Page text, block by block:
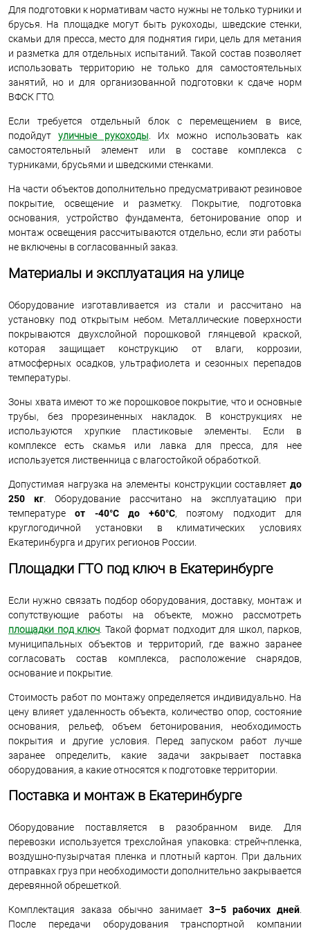
Для подготовки к нормативам часто нужны не только турники и
брусья. На площадке могут быть рукоходы, шведские стенки,
скамьи для пресса, место для поднятия гири, цель для метания
и разметка для отдельных испытаний. Такой состав позволяет
использовать территорию не только для самостоятельных
занятий, но и для организованной подготовки к сдаче норм
ВФСК ГТО.
Если требуется отдельный блок с перемещением в висе,
подойдутуличные рукоходы. Их можно использовать как
самостоятельный элемент или в составе комплекса с
турниками, брусьями и шведскими стенками.
На части объектов дополнительно предусматривают резиновое
покрытие, освещение и разметку. Покрытие, подготовка
основания, устройство фундамента, бетонирование опор и
монтаж освещения рассчитываются отдельно, если эти работы
не включены в согласованный заказ.
Материалы и эксплуатация на улице
Оборудование изготавливается из стали и рассчитано на
установку под открытым небом. Металлические поверхности
покрываются двухслойной порошковой глянцевой краской,
которая защищает конструкцию от влаги, коррозии,
атмосферных осадков, ультрафиолета и сезонных перепадов
температуры.
Зоны хвата имеют то же порошковое покрытие, что и основные
трубы, без прорезиненных накладок. В конструкциях не
используются хрупкие пластиковые элементы. Если в
комплексе есть скамья или лавка для пресса, для нее
используется лиственница с влагостойкой обработкой.
Допустимая нагрузка на элементы конструкции составляет до
250 кг . Оборудование рассчитано на эксплуатацию при
температуреот -40°C до +60°C, поэтому подходит для
круглогодичной установки в климатических условиях
Екатеринбурга и других регионов России.
Площадки ГТО под ключ в Екатеринбурге
Если нужно связать подбор оборудования, доставку, монтаж и
сопутствующие работы на объекте, можно рассмотреть
площадки под ключ . Такой формат подходит для школ, парков,
муниципальных объектов и территорий, где важно заранее
согласовать состав комплекса, расположение снарядов,
основание и покрытие.
Стоимость работ по монтажу определяется индивидуально. На
цену влияет удаленность объекта, количество опор, состояние
основания, рельеф, объем бетонирования, необходимость
покрытия и другие условия. Перед запуском работ лучше
заранее определить, какие задачи закрывает поставка
оборудования, а какие относятся к подготовке территории.
Поставка и монтаж в Екатеринбурге
Оборудование поставляется в разобранном виде. Для
перевозки используется трехслойная упаковка: стрейч-пленка,
воздушно-пузырчатая пленка и плотный картон. При дальних
отправках груз при необходимости дополнительно закрывается
деревянной обрешеткой.
Комплектация заказа обычно занимает 3–5 рабочих дней
После передачи оборудования транспортной компании